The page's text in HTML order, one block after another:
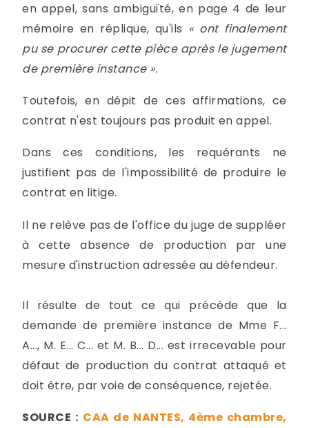
en appel, sans ambiguïté, en page 4 de leur
mémoire en réplique, qu'ils « ont finalement
pu se procurer cette pièce après le jugement
de première instance ».
Toutefois, en dépit de ces affirmations, ce
contrat n'est toujours pas produit en appel.
Dans ces conditions, les requérants ne
justifient pas de l'impossibilité de produire le
contrat en litige.
Il ne relève pas de l'office du juge de suppléer
à cette absence de production par une
mesure d'instruction adressée au défendeur.
Il résulte de tout ce qui précède que la
demande de première instance de Mme F...
A..., M. E... C... et M. B... D... est irrecevable pour
défaut de production du contrat attaqué et
doit être, par voie de conséquence, rejetée.
SOURCE : CAA de NANTES, 4ème chambre,